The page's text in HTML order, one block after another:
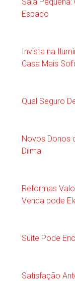
Espaço
Invista na
Casa Mais
Qual Seguro
Novos Donos
Dilma
Reformas
Venda pode
Suíte Pode
Satisfação